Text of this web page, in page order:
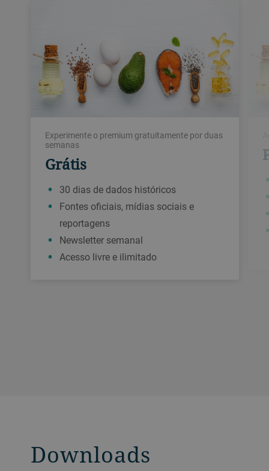
Experimente o premium gratuitamente por duas
semanas
Grátis
30 dias de dados históricos
Fontes oficiais, mídias sociais e
reportagens
Newsletter semanal
Acesso livre e ilimitado
Downloads